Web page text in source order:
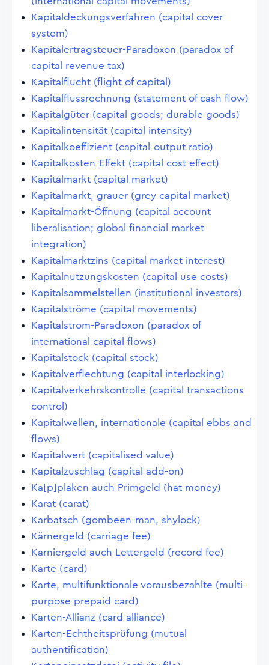
Kapitaldeckungsverfahren (capital cover
system)
Kapitalertragsteuer-Paradoxon (paradox of
capital revenue tax)
Kapitalflucht (flight of capital)
Kapitalflussrechnung (statement of cash flow)
Kapitalgüter (capital goods; durable goods)
Kapitalintensität (capital intensity)
Kapitalkoeffizient (capital-output ratio)
Kapitalkosten-Effekt (capital cost effect)
Kapitalmarkt (capital market)
Kapitalmarkt, grauer (grey capital market)
Kapitalmarkt-Öffnung (capital account
liberalisation; global financial market
integration)
Kapitalmarktzins (capital market interest)
Kapitalnutzungskosten (capital use costs)
Kapitalsammelstellen (institutional investors)
Kapitalströme (capital movements)
Kapitalstrom-Paradoxon (paradox of
international capital flows)
Kapitalstock (capital stock)
Kapitalverflechtung (capital interlocking)
Kapitalverkehrskontrolle (capital transactions
control)
Kapitalwellen, internationale (capital ebbs and
flows)
Kapitalwert (capitalised value)
Kapitalzuschlag (capital add-on)
Ka[p]plaken auch Primgeld (hat money)
Karat (carat)
Karbatsch (gombeen-man, shylock)
Kärnergeld (carriage fee)
Karniergeld auch Lettergeld (record fee)
Karte (card)
Karte, multifunktionale vorausbezahlte (multi-
purpose prepaid card)
Karten-Allianz (card alliance)
Karten-Echtheitsprüfung (mutual
authentification)